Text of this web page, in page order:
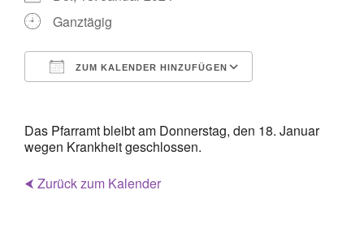
Ganztägig
ZUM KALENDER HINZUFÜGEN
Das Pfarramt bleibt am Donnerstag, den 18. Januar
wegen Krankheit geschlossen.
⮜ Zurück zum Kalender